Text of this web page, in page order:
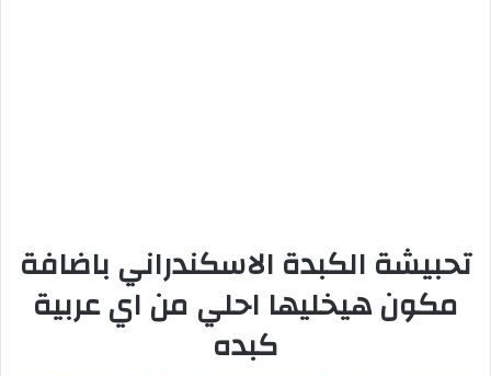
تحبيشة الكبدة الاسكندراني باضافة
مكون هيخليها احلي من اي عربية
كبده